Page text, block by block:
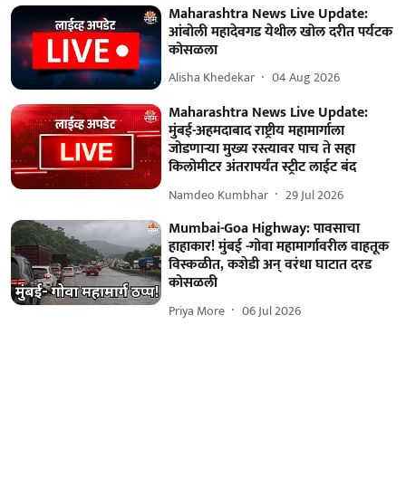
Maharashtra News Live Update:
आंबोली महादेवगड येथील खोल दरीत पर्यटक
कोसळला
Alisha Khedekar 04 Aug 2026
Maharashtra News Live Update:
मुंबई-अहमदाबाद राष्ट्रीय महामार्गाला
जोडणाऱ्या मुख्य रस्त्यावर पाच ते सहा
किलोमीटर अंतरापर्यंत स्ट्रीट लाईट बंद
Namdeo Kumbhar 29 Jul 2026
Mumbai-Goa Highway: पावसाचा
हाहाकार! मुंबई -गोवा महामार्गावरील वाहतूक
विस्कळीत, कशेडी अन् वरंधा घाटात दरड
कोसळली
Priya More 06 Jul 2026